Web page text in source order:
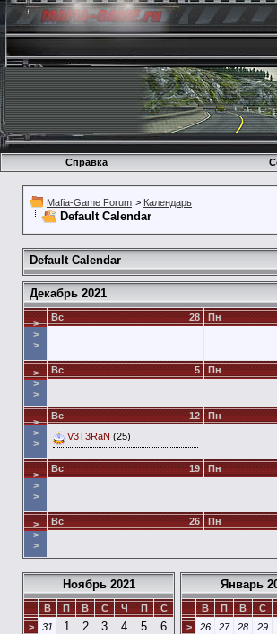
Справка
Mafia-Game Forum > Календарь
Default Calendar
Default Calendar
Декабрь 2021
>
>
>
28
Вс Пн
>
>
>
5
Вс Пн
>
>
>
12
Вс
V3T3RaN (25)
Пн
>
>
>
19
Вс Пн
>
>
>
26
Вс Пн
Ноябрь 2021
В П В С Ч П
С
>
31 1 2 3 4 5 6
Январь
В П В С
>
26 27 28 29